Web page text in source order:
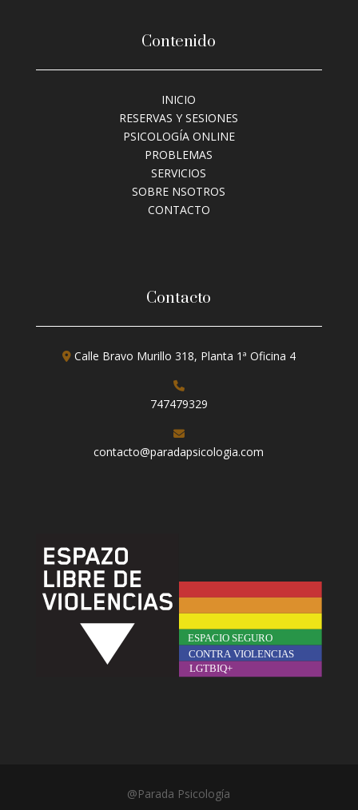
Contenido
INICIO
RESERVAS Y SESIONES
PSICOLOGÍA ONLINE
PROBLEMAS
SERVICIOS
SOBRE NSOTROS
CONTACTO
Contacto
Calle Bravo Murillo 318, Planta 1ª Oficina 4
747479329
contacto@paradapsicologia.com
@Parada Psicología